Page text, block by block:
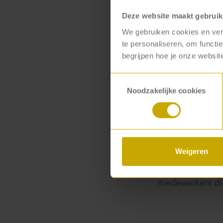
Deze website maakt
We gebruiken cookies en
te personaliseren, om
begrijpen hoe je onze
Noodzakelijke cookies
Weigeren
Mooiland is
bovenaf van
waar het beter
van de
medewerkers
Om deze